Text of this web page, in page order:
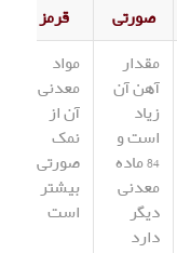
صورتی
قرمز
مقدار
آهن آن
زیاد
است و
84 ماده
معدنی
دیگر
دارد
مواد
معدنی
آن از
نمک
صورتی
بیشتر
است